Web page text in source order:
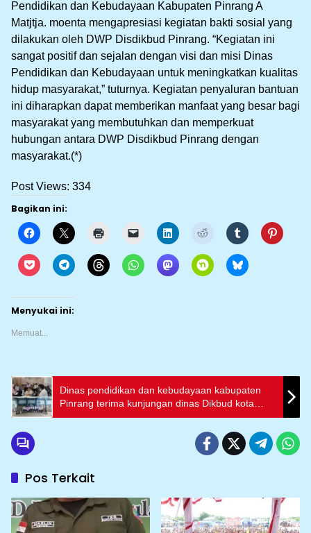
Pendidikan dan Kebudayaan Kabupaten Pinrang A
Matjtja. moenta mengapresiasi kegiatan bakti sosial yang
dilakukan oleh DWP Disdikbud Pinrang. “Kegiatan ini
sangat positif dan sejalan dengan visi dan misi Dinas
Pendidikan dan Kebudayaan untuk meningkatkan kualitas
hidup masyarakat,” tuturnya. Kegiatan penyaluran bantuan
ini diharapkan dapat memberikan manfaat yang besar bagi
masyarakat yang membutuhkan dan memperkuat
hubungan antara DWP Disdikbud Pinrang dengan
masyarakat.(*)
Post Views: 334
Bagikan ini:
Menyukai ini:
Memuat...
Dinas pendidikan dan kebudayaan kabupaten
Pinrang terima kunjungan dinas Dikbud kota
pare-pare
Pos Terkait